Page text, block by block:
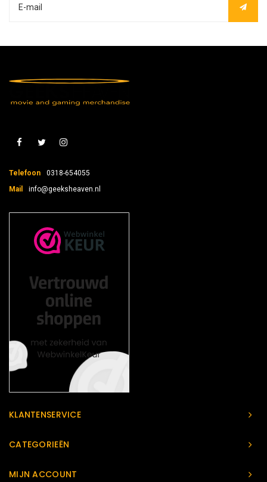
Telefoon
0318-654055
Mail
info@geeksheaven.nl
KLANTENSERVICE
CATEGORIEËN
MIJN ACCOUNT